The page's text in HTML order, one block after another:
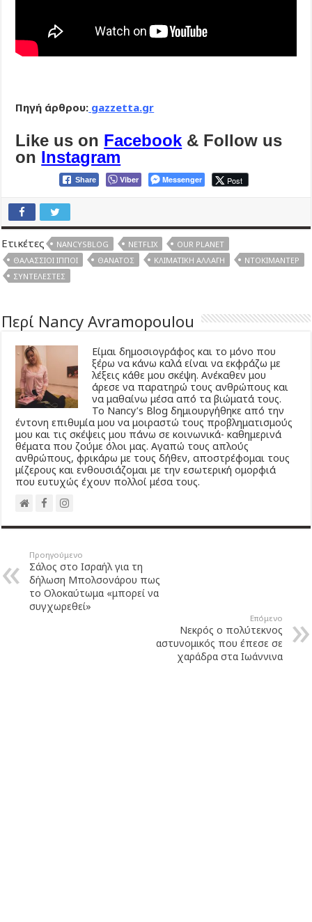
Πηγή άρθρου: gazzetta.gr
Like us on Facebook & Follow us
on Instagram
Share Viber Messenger Post
Ετικέτες NANCYSBLOG NETFLIX
OUR PLANET
ΘΑΛΆΣΣΙΟΙ ΊΠΠΟΙ
ΘΆΝΑΤΟΣ ΚΛΙΜΑΤΙΚΉ ΑΛΛΑΓΉ
ΝΤΟΚΙΜΑΝΤΈΡ
ΣΥΝΤΕΛΕΣΤΈΣ
Περί Nancy Avramopoulou
Είμαι δημοσιογράφος και το μόνο που
ξέρω να κάνω καλά είναι να εκφράζω με
λέξεις κάθε μου σκέψη. Ανέκαθεν μου
άρεσε να παρατηρώ τους ανθρώπους και
να μαθαίνω μέσα από τα βιώματά τους.
Το Νancy’s Βlog δημιουργήθηκε από την
έντονη επιθυμία μου να μοιραστώ τους προβληματισμούς
μου και τις σκέψεις μου πάνω σε κοινωνικά- καθημερινά
θέματα που ζούμε όλοι μας. Αγαπώ τους απλούς
ανθρώπους, φρικάρω με τους δήθεν, αποστρέφομαι τους
μίζερους και ενθουσιάζομαι με την εσωτερική ομορφιά
που ευτυχώς έχουν πολλοί μέσα τους.
Προηγούμενο
Σάλος στο Ισραήλ για τη
δήλωση Μπολσονάρου πως
το Ολοκαύτωμα «μπορεί να
συγχωρεθεί»
Επόμενο
Νεκρός ο πολύτεκνος
αστυνομικός που έπεσε σε
χαράδρα στα Ιωάννινα